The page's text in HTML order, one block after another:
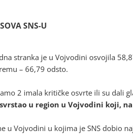
SNS-U
stranka je u Vojvodini osvojila
– 66,79 odsto.
2 imala kritičke osvrte ili su dali
u region u Vojvodini koji,
u Vojvodini u kojima je SNS dobio